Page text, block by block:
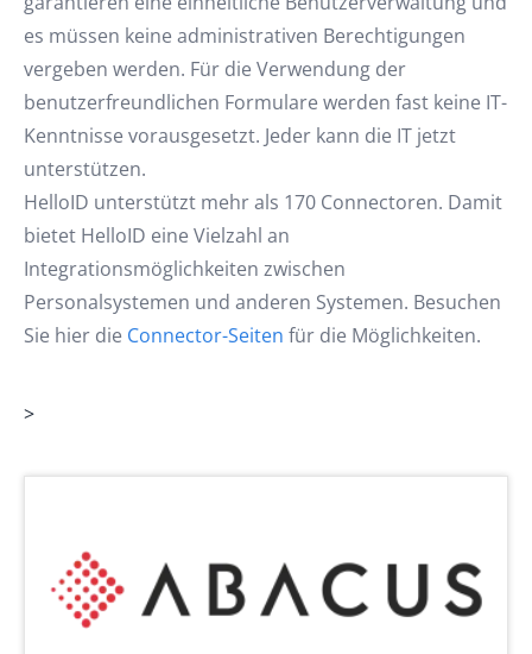
es müssen keine administrativen Berechtigungen
vergeben werden. Für die Verwendung der
benutzerfreundlichen Formulare werden fast keine IT-
Kenntnisse vorausgesetzt. Jeder kann die IT jetzt
unterstützen.
HelloID unterstützt mehr als 170 Connectoren. Damit
bietet HelloID eine Vielzahl an
Integrationsmöglichkeiten zwischen
Personalsystemen und anderen Systemen. Besuchen
Sie hier die Connector-Seiten für die Möglichkeiten.
>